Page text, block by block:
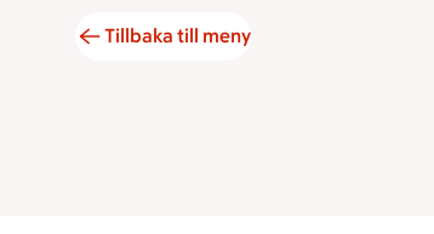
Tillbaka till meny